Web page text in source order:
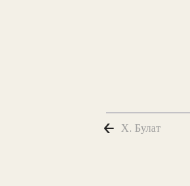
X. Булат